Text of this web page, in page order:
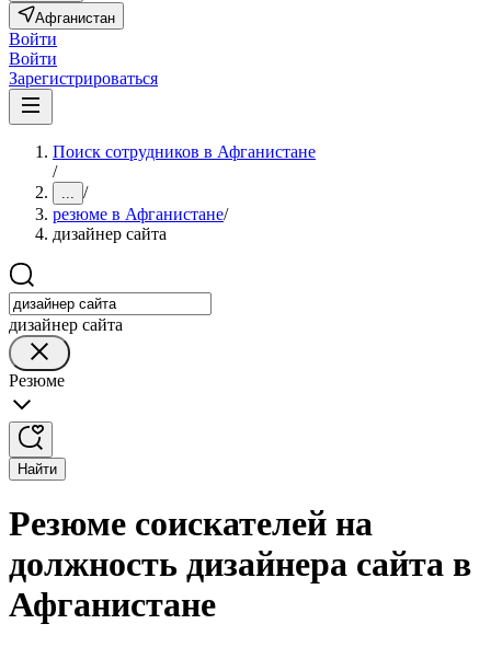
Афганистан
Войти
Войти
Зарегистрироваться
Поиск сотрудников в Афганистане
/
... /
резюме в Афганистане/
дизайнер сайта
дизайнер сайта
Резюме
Найти
Резюме соискателей на
должность дизайнера сайта в
Афганистане